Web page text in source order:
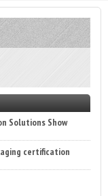
Solutions Show
certification